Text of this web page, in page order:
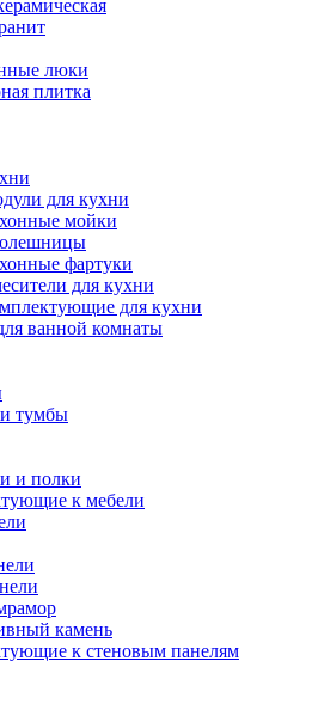
люки
плитка
для кухни
мойки
фартуки
для кухни
для кухни
ванной комнаты
тумбы
и полки
к мебели
камень
к стеновым панелям